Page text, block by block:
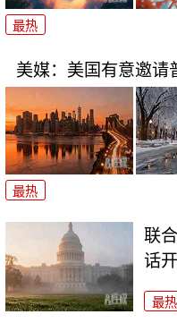
最热
美媒：美国有意邀请
最热
联
话
最热